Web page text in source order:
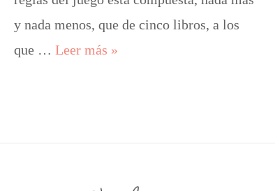
literarios a los que asistiré en 2026
y nada menos, que de cinco libros, a los
que …Leer más Orden de lectura de la saga
»